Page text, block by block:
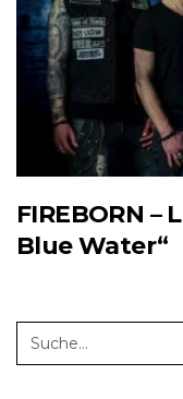
FIREBORN –
Blue Water“